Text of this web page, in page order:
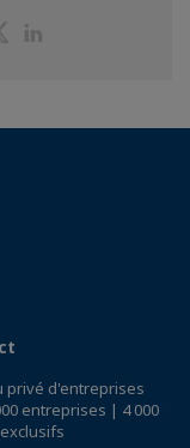
Partager
privé d'entreprises
entreprises | 4 000